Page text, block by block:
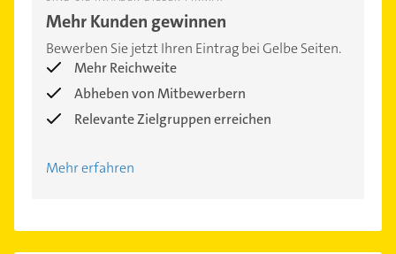
Mehr Kunden gewinnen
Bewerben Sie jetzt Ihren Eintrag bei Gelbe Seiten.
Mehr Reichweite
Abheben von Mitbewerbern
Relevante Zielgruppen erreichen
Mehr erfahren